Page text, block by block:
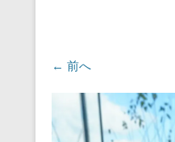
← 前へ